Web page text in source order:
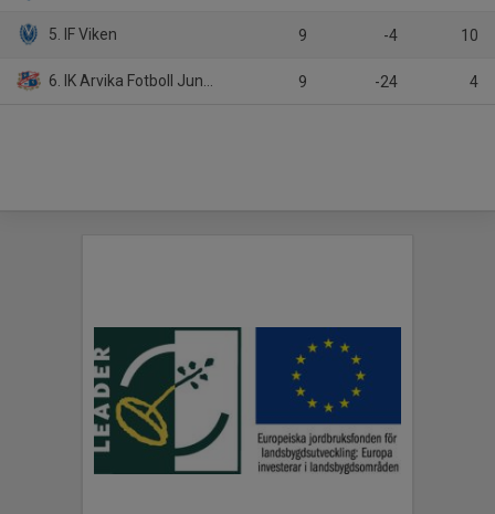
5. IF Viken 9 -4 10
6. IK Arvika Fotboll Junior 9 -24 4